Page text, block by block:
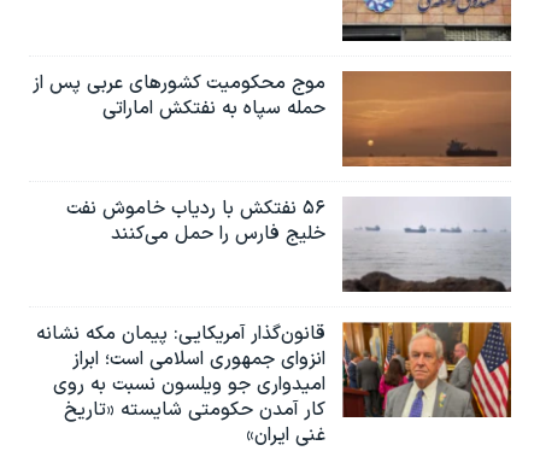
موج محکومیت کشورهای عربی پس از
حمله سپاه به نفتکش اماراتی
۵۶ نفتکش با ردیاب خاموش نفت
خلیج فارس را حمل می‌کنند
قانون‌گذار آمریکایی: پیمان مکه نشانه
انزوای جمهوری اسلامی است؛ ابراز
امیدواری جو ویلسون نسبت به روی
کار آمدن حکومتی شایسته «تاریخ
غنی ایران»